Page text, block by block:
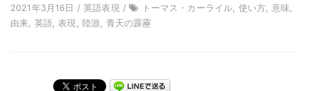
2021年3月16日 /英語表現 / トーマス・カーライル 使い方 意味
由来 英語,表現 陸游 青天の霹靂